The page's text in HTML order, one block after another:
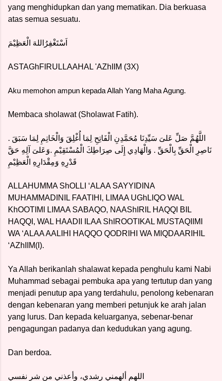
yang menghidupkan dan yang mematikan. Dia berkuasa
atas semua sesuatu.
اَسْتَغْفِرُاللهَ الْعَظِيْمَ
ASTAGhFIRULLAAHAL 'AZhIIM (3X)
Aku memohon ampun kepada Allah Yang Maha Agung.
Membaca sholawat (Sholawat Fatih).
اللَّهُمَّ صَلِّ عَلىَ سَيِّدِنَا مُحَمَّدِنِ الْفَاتِحِ لِمَا أُغْلِقَ وَالْخَاتِمِ لِمَا سَبَقَ .
نَاصِرِ الْحَقِّ بِالْحَقِّ . وَالْهَادِي إِلَى صِرَاطِكَ الْمُسْتَقِيْمِ .وَعَلىَ آلِهِ حَقَّ
قَدْرِهِ وَمِقْدَارِهِ الْعَظِيْمِ
ALLAHUMMA ShOLLI ‘ALAA SAYYIDINA
MUHAMMADINIL FAATIHI, LIMAA UGhLIQO WAL
KhOOTIMI LIMAA SABAQO, NAAShIRIL HAQQI BIL
HAQQI, WAL HAADII ILAA ShIROOTIKAL MUSTAQIIMI
WA ‘ALAA AALIHI HAQQO QODRIHI WA MIQDAARIHIL
‘AZhIIM(I).
Ya Allah berikanlah shalawat kepada penghulu kami Nabi
Muhammad sebagai pembuka apa yang tertutup dan yang
menjadi penutup apa yang terdahulu, penolong kebenaran
dengan kebenaran yang memberi petunjuk ke arah jalan
yang lurus. Dan kepada keluarganya, sebenar-benar
pengagungan padanya dan kedudukan yang agung.
Dan berdoa.
‏اللهم ألهمني رشدي، وأعذني من شر نفسي